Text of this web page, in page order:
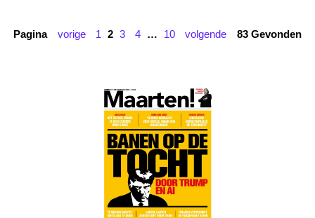
Pagina vorige 1 2 3 4 … 10 volgende 83 Gevonden